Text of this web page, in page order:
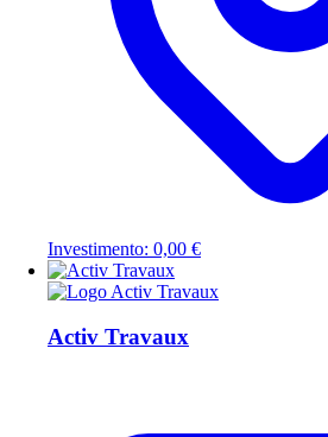
Investimento: 0,00 €
Activ Travaux